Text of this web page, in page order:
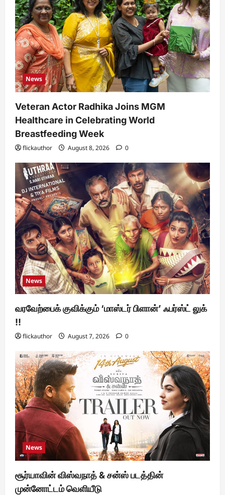
News
Veteran Actor Radhika Joins MGM
Healthcare in Celebrating World
Breastfeeding Week
flickauthor August 8, 2026 0
News
வரவேற்பைக் குவிக்கும் ‘மாஸ்டர் பிளான்’ ஃபர்ஸ்ட் லுக்
!!
flickauthor August 7, 2026 0
News
சூர்யாவின் விஸ்வநாத் & சன்ஸ் படத்தின்
முன்னோட்டம் வெளியீடு